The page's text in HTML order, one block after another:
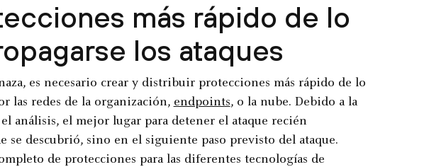
más rápido de lo
los ataques
es necesario crear y distribuir protecciones más rápido de lo
las redes de la organización, endpoints, o la nube. Debido a la
análisis, el mejor lugar para detener el ataque recién
se descubrió, sino en el siguiente paso previsto del ataque.
de protecciones para las diferentes tecnologías de